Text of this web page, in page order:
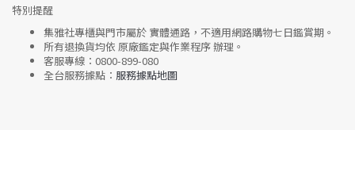
特別提醒
集雅社專櫃與門市屬於 實體通路，不適用網路購物七日鑑賞期 。
所有退換貨均依 原廠鑑定與作業程序辦理。
客服專線： 0800-899-080
全台服務據點： 服務據點地圖